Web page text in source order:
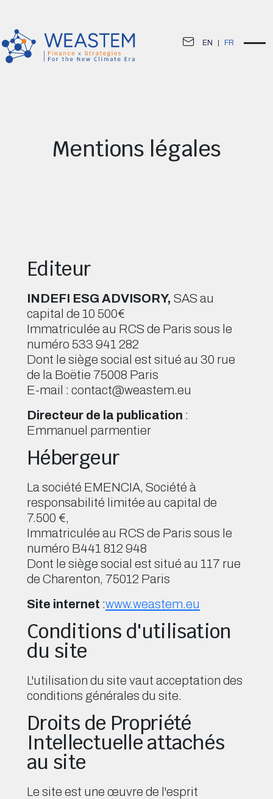
EN FR
Mentions légales
Editeur
INDEFI ESG ADVISORY, SAS au
capital de 10 500€
Immatriculée au RCS de Paris sous le
numéro 533 941 282
Dont le siège social est situé au 30 rue
de la Boëtie 75008 Paris
E-mail : contact@weastem.eu
Directeur de la publication :
Emmanuel parmentier
Hébergeur
La société EMENCIA, Société à
responsabilité limitée au capital de
7.500 €,
Immatriculée au RCS de Paris sous le
numéro B441 812 948
Dont le siège social est situé au 117 rue
de Charenton, 75012 Paris
Site internet :www.weastem.eu
Conditions d'utilisation
du site
L'utilisation du site vaut acceptation des
conditions générales du site.
Droits de Propriété
Intellectuelle attachés
au site
Le site est une œuvre de l'esprit